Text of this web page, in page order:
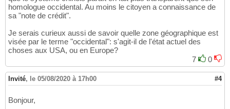
homologue occidental. Au moins le citoyen a connaissance de
sa "note de crédit".
Je serais curieux aussi de savoir quelle zone géographique est
visée par le terme "occidental": s'agit-il de l'état actuel des
choses aux USA, ou en Europe?
7
0
Invité, le 05/08/2020 à 17h00 #4
Bonjour,